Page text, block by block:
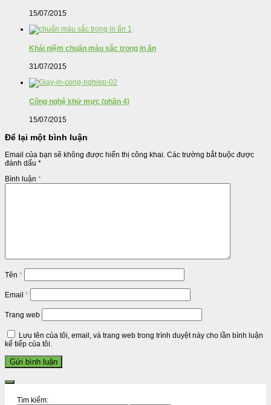
15/07/2015
Khái niệm chuẩn màu sắc trong in ấn
31/07/2015
Công nghệ khử mực (phần 4)
15/07/2015
Để lại một bình luận
Email của bạn sẽ không được hiển thị công khai. Các trường bắt buộc được
đánh dấu *
Bình luận *
Tên *
Email *
Trang web
Lưu tên của tôi, email, và trang web trong trình duyệt này cho lần bình luận
kế tiếp của tôi.
Tìm kiếm: